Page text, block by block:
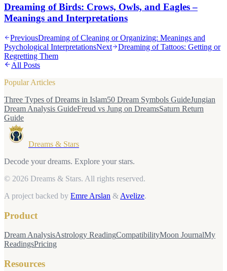
Dreaming of Birds: Crows, Owls, and Eagles –
Meanings and Interpretations
PreviousDreaming of Cleaning or Organizing: Meanings and
Psychological InterpretationsNext
Dreaming of Tattoos: Getting or
Regretting Them
All Posts
Popular Articles
Three Types of Dreams in Islam50 Dream Symbols GuideJungian
Dream Analysis GuideFreud vs Jung on DreamsSaturn Return
Guide
Dreams & Stars
Decode your dreams. Explore your stars.
© 2026 Dreams & Stars. All rights reserved.
A project backed by Emre Arslan & Avelize.
Product
Dream AnalysisAstrology ReadingCompatibilityMoon JournalMy
ReadingsPricing
Resources